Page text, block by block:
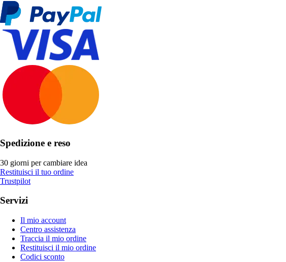
Spedizione e reso
30 giorni per cambiare idea
Restituisci il tuo ordine
Trustpilot
Servizi
Il mio account
Centro assistenza
Traccia il mio ordine
Restituisci il mio ordine
Codici sconto